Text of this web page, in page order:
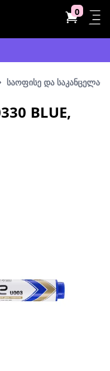
0
საოფისე და
BLUE,